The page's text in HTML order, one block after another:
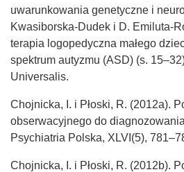
uwarunkowania genetyczne i
Kwasiborska-Dudek i D. Emiluta-
terapia logopedyczna małego
spektrum autyzmu (ASD) (s.
Universalis.
Chojnicka, I. i Płoski, R. (2012a).
obserwacyjnego do
Psychiatria Polska, XLVI(5),
Chojnicka, I. i Płoski, R. (2012b).